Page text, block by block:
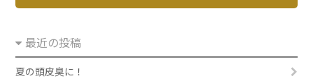
最近の投稿
夏の頭皮臭に！